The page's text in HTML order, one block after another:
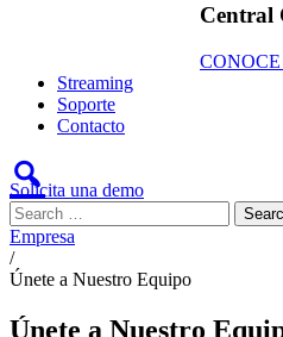
Central
Streaming
Soporte
Contacto
Solicita una demo
Empresa
/
Únete a Nuestro Equipo
Únete a Nuestro